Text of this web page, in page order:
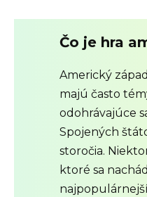
Čo je hra
Americký
majú často
odohrávajúce
Spojených
storočia.
ktoré sa